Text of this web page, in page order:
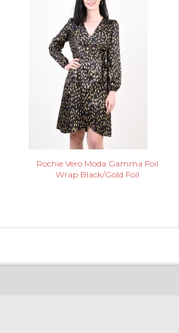
Rochie Vero Moda Gamma Foil
Wrap Black/Gold Foil